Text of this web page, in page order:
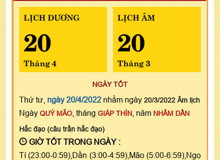
LỊCH DƯƠNG
20
Tháng 4
LỊCH ÂM
20
Tháng 3
NGÀY TỐT
Thứ tư, ngày 20/4/2022 nhằm ngày 20/3/2022 Âm lịch
Ngày QUÝ MÃO , tháng GIÁP THÌN , năm NHÂM DẦN
Hắc đạo (câu trần hắc đạo)
GIỜ TỐT TRONG NGÀY :
Tí (23:00-0:59),Dần (3:00-4:59),Mão (5:00-6:59),Ngọ